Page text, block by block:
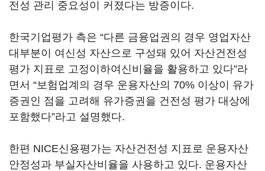
전성 관리 중요성이 커졌다는 방증이다.
한국기업평가 측은 “다른 금융업권의 경우 영업자산
대부분이 여신성 자산으로 구성돼 있어 자산건전성
평가 지표로 고정이하여신비율을 활용하고 있다”라
면서 “보험업계의 경우 운용자산의 70% 이상이 유가
증권인 점을 고려해 유가증권을 건전성 평가 대상에
포함했다”라고 설명했다.
한편 NICE신용평가는 자산건전성 지표로 운용자산
안정성과 부실자산비율을 사용하고 있다. 운용자산